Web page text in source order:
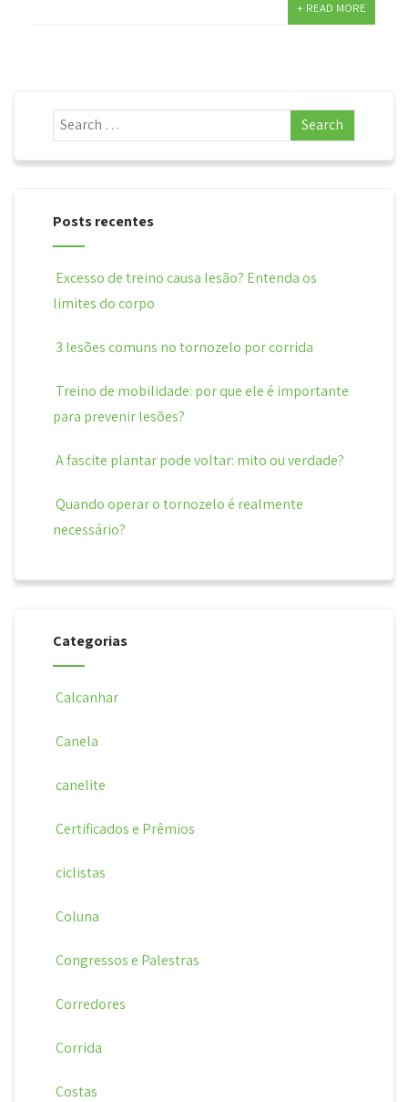
+ READ MORE
Posts recentes
Excesso de treino causa lesão? Entenda os
limites do corpo
3 lesões comuns no tornozelo por corrida
Treino de mobilidade: por que ele é importante
para prevenir lesões?
A fascite plantar pode voltar: mito ou verdade?
Quando operar o tornozelo é realmente
necessário?
Categorias
Calcanhar
Canela
canelite
Certificados e Prêmios
ciclistas
Coluna
Congressos e Palestras
Corredores
Corrida
Costas